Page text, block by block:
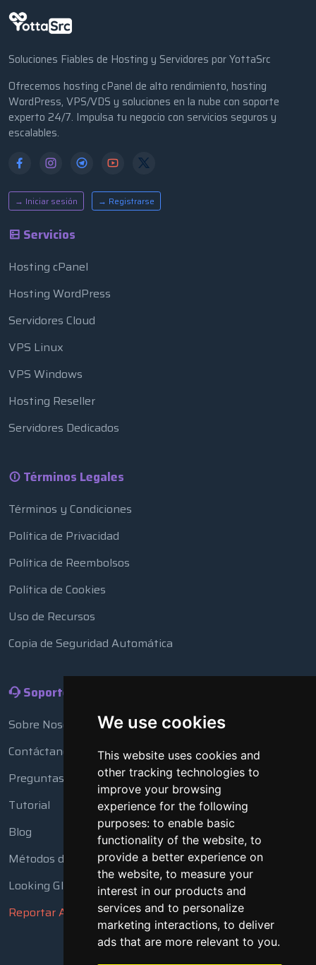
We use cookies
This website uses cookies and
other tracking technologies to
improve your browsing
experience for the following
purposes: to enable basic
functionality of the website, to
provide a better experience on
the website, to measure your
interest in our products and
services and to personalize
marketing interactions, to deliver
ads that are more relevant to you.
Soluciones Fiables de Hosting y Servidores por YottaSrc
Ofrecemos hosting cPanel de alto rendimiento, hosting
WordPress, VPS/VDS y soluciones en la nube con soporte
experto 24/7. Impulsa tu negocio con servicios seguros y
escalables.
→ Iniciar sesión → Registrarse
Servicios
Hosting cPanel
Hosting WordPress
Servidores Cloud
VPS Linux
VPS Windows
Hosting Reseller
Servidores Dedicados
Términos Legales
Términos y Condiciones
Política de Privacidad
Política de Reembolsos
Política de Cookies
Uso de Recursos
Copia de Seguridad Automática
Soporte
Sobre Nosotros
Contáctanos
Preguntas Frecuentes
Tutorial
Blog
Métodos de Pago
Looking Glass
Reportar Abuso